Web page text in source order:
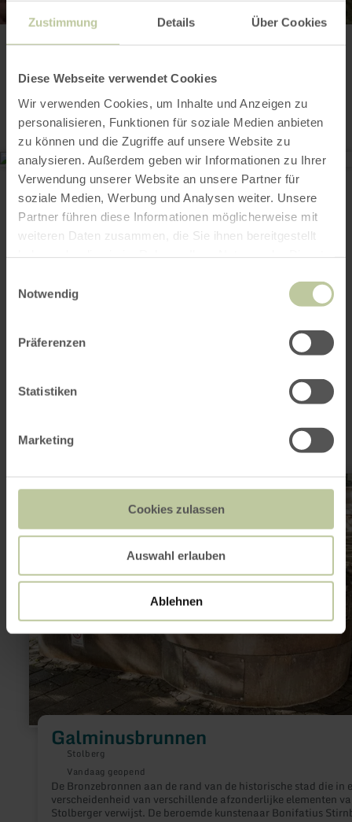
Zustimmung Details Über Cookies
Diese Webseite verwendet Cookies
Wir verwenden Cookies, um Inhalte und Anzeigen zu
personalisieren, Funktionen für soziale Medien anbieten
zu können und die Zugriffe auf unsere Website zu
analysieren. Außerdem geben wir Informationen zu Ihrer
Verwendung unserer Website an unsere Partner für
soziale Medien, Werbung und Analysen weiter. Unsere
Partner führen diese Informationen möglicherweise mit
weiteren Daten zusammen, die Sie ihnen bereitgestellt
Notwendig
Präferenzen
Statistiken
Marketing
Cookies zulassen
Auswahl erlauben
Ablehnen
Contact
Biologische Station im Kreis Düren
Zerkaller Str. 5
52385 Nideggen
+49 2427 949870
E-mail
Aankomst plannen
interessant zijn
Galminusbrunnen
Stolberg
Vandaag geopend
De Bronzebronnen aan de rand van de historische stad die in
verscheidenheid van verschillende afzonderlijke elementen
Stolberger verwijst. De beroemde kunstenaar Bonifatius
meer
informatie